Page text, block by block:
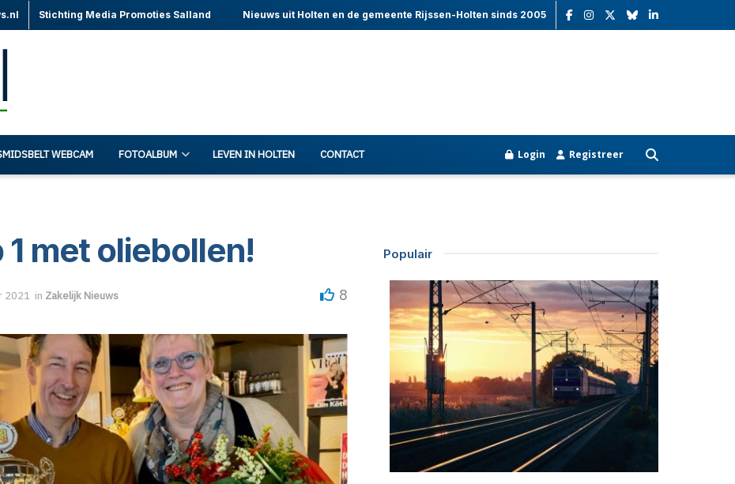
Stichting Media Promoties Salland Nieuws uit Holten en de gemeente Rijssen-Holten sinds 2005
WEBCAM FOTOALBUM LEVEN IN HOLTEN CONTACT Login Registreer
met oliebollen!
2021 in Zakelijk Nieuws 8
Populair